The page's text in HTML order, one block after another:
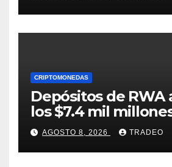
CRIPTOMONEDAS
Depósitos de RWA
los $7.4 mil
medio de la caída
AGOSTO 8, 2026 TRADEO